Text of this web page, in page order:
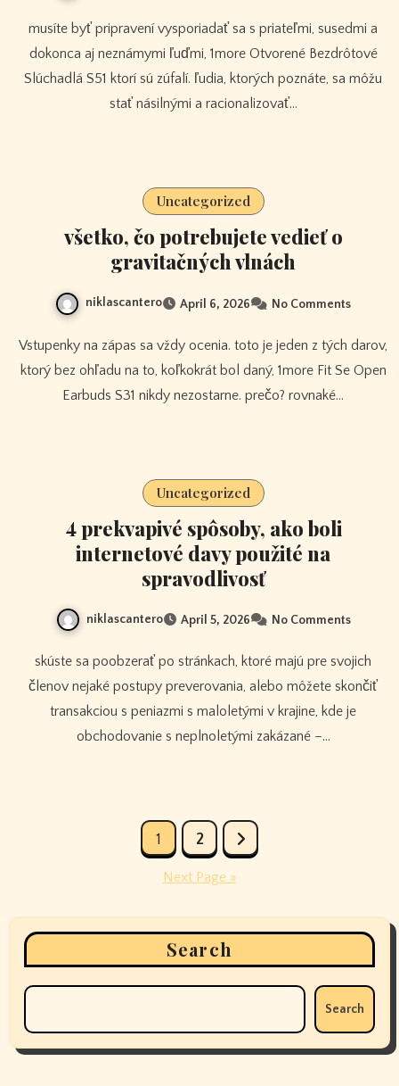
musíte byť pripravení vysporiadať sa s priateľmi, susedmi a
dokonca aj neznámymi ľuďmi, 1more Otvorené Bezdrôtové
Slúchadlá S51 ktorí sú zúfalí. ľudia, ktorých poznáte, sa môžu
stať násilnými a racionalizovať…
Uncategorized
všetko, čo potrebujete vedieť o
gravitačných vlnách
niklascantero April 6, 2026 No Comments
Vstupenky na zápas sa vždy ocenia. toto je jeden z tých darov,
ktorý bez ohľadu na to, koľkokrát bol daný, 1more Fit Se Open
Earbuds S31 nikdy nezostarne. prečo? rovnaké…
Uncategorized
4 prekvapivé spôsoby, ako boli
internetové davy použité na
spravodlivosť
niklascantero April 5, 2026 No Comments
skúste sa poobzerať po stránkach, ktoré majú pre svojich
členov nejaké postupy preverovania, alebo môžete skončiť
transakciou s peniazmi s maloletými v krajine, kde je
obchodovanie s neplnoletými zakázané –…
1 2
Next Page »
Search
Search